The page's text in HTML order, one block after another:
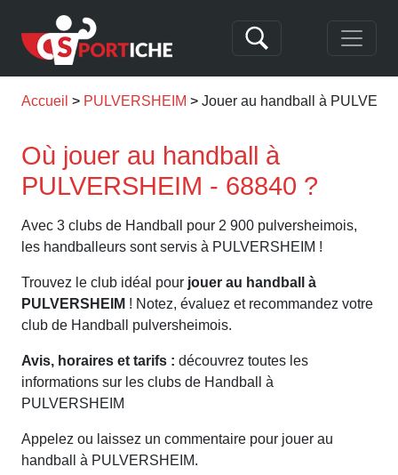
Accueil PULVERSHEIM Jouer au handball à
Où jouer au handball à
PULVERSHEIM - 68840 ?
Avec 3 clubs de Handball pour 2 900 pulversheimois,
les handballeurs sont servis à PULVERSHEIM !
Trouvez le club idéal pour jouer au handball à
PULVERSHEIM ! Notez, évaluez et recommandez votre
club de Handball pulversheimois.
Avis, horaires et tarifs : découvrez toutes les
informations sur les clubs de Handball à
PULVERSHEIM
Appelez ou laissez un commentaire pour jouer au
handball à PULVERSHEIM.